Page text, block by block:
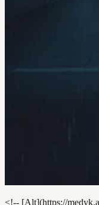
<!-- [Alt](https://